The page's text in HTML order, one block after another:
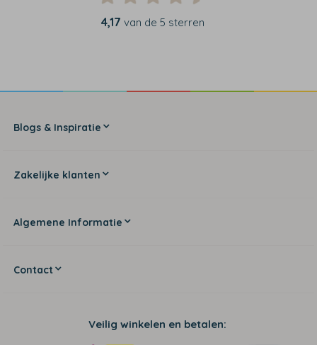
4,17 van de 5 sterren
Blogs & Inspiratie
Zakelijke klanten
Algemene Informatie
Contact
Veilig winkelen en betalen: